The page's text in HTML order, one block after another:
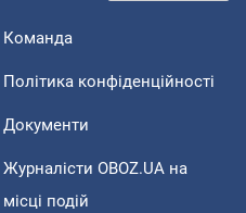
Команда
Політика конфіденційності
Документи
Журналісти OBOZ.UA на
місці подій